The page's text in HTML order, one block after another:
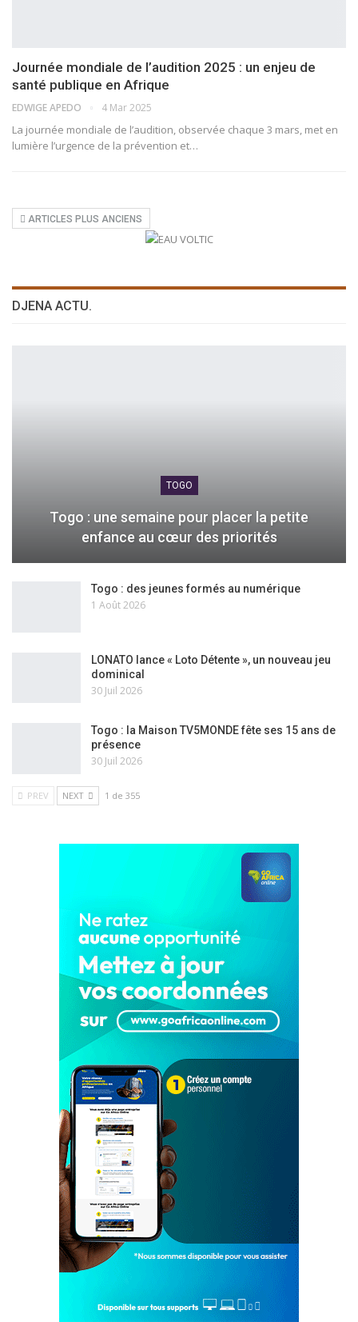
Journée mondiale de l’audition 2025 : un enjeu de
santé publique en Afrique
EDWIGE APEDO 4 Mar 2025
La journée mondiale de l’audition, observée chaque 3 mars, met en
lumière l’urgence de la prévention et…
ARTICLES PLUS ANCIENS
DJENA ACTU.
TOGO
Togo : une semaine pour placer la petite
enfance au cœur des priorités
Togo : des jeunes formés au numérique
1 Août 2026
LONATO lance « Loto Détente », un nouveau jeu
dominical
30 Juil 2026
Togo : la Maison TV5MONDE fête ses 15 ans de
présence
30 Juil 2026
PREV NEXT 1 de 355